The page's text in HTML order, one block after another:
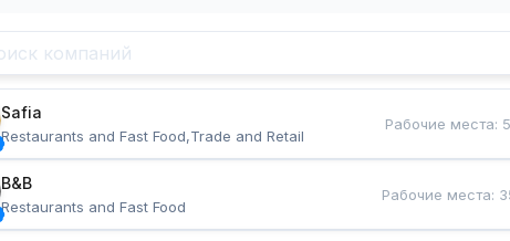
Safia
Restaurants and Fast Food,Trade and Retail
Рабочие места:
B&B
Restaurants and Fast Food
Рабочие места: